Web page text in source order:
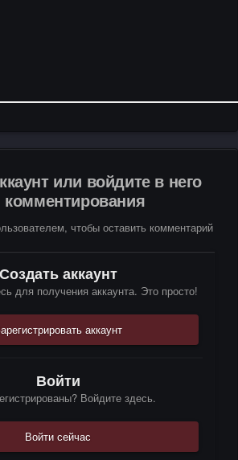
или войдите в него
чтобы оставить комментарий
Создать аккаунт
для получения аккаунта. Это просто!
аккаунт
Войти
Войдите здесь.
Войти сейчас